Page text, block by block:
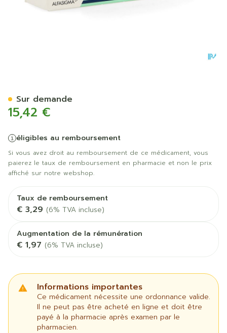
15,42 €
éligibles au remboursement
Si vous avez droit au remboursement de ce médicament, vous
paierez le taux de remboursement en pharmacie et non le prix
affiché sur notre webshop.
Taux de remboursement
€ 3,29 (6% TVA incluse)
Augmentation de la rémunération
€ 1,97 (6% TVA incluse)
Informations importantes
Ce médicament nécessite une ordonnance valide.
Il ne peut pas être acheté en ligne et doit être
payé à la pharmacie après examen par le
pharmacien.
Sur demande